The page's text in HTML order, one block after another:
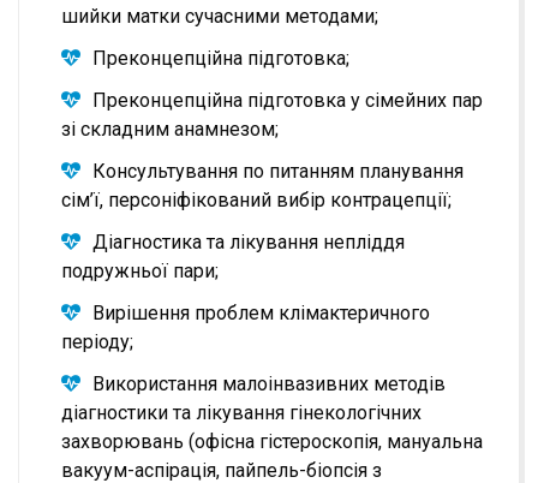
шийки матки сучасними методами;
Преконцепційна підготовка;
Преконцепційна підготовка у сімейних пар
зі складним анамнезом;
Консультування по питанням планування
сім’ї, персоніфікований вибір контрацепції;
Діагностика та лікування непліддя
подружньої пари;
Вирішення проблем клімактеричного
періоду;
Використання малоінвазивних методів
діагностики та лікування гінекологічних
захворювань (офісна гістероскопія, мануальна
вакуум-аспірація, пайпель-біопсія з